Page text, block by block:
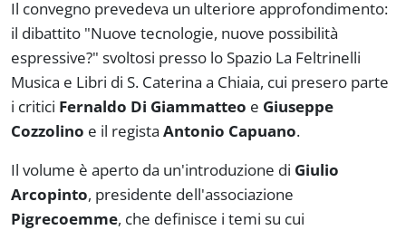
Il convegno prevedeva un ulteriore approfondimento:
il dibattito "Nuove tecnologie, nuove possibilità
espressive?" svoltosi presso lo Spazio La Feltrinelli
Musica e Libri di S. Caterina a Chiaia, cui presero parte
i critici Fernaldo Di Giammatteo e Giuseppe
Cozzolino e il regista Antonio Capuano.
Il volume è aperto da un'introduzione di Giulio
Arcopinto, presidente dell'associazione
Pigrecoemme, che definisce i temi su cui